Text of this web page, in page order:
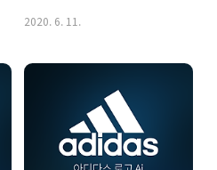
2020. 6. 11.